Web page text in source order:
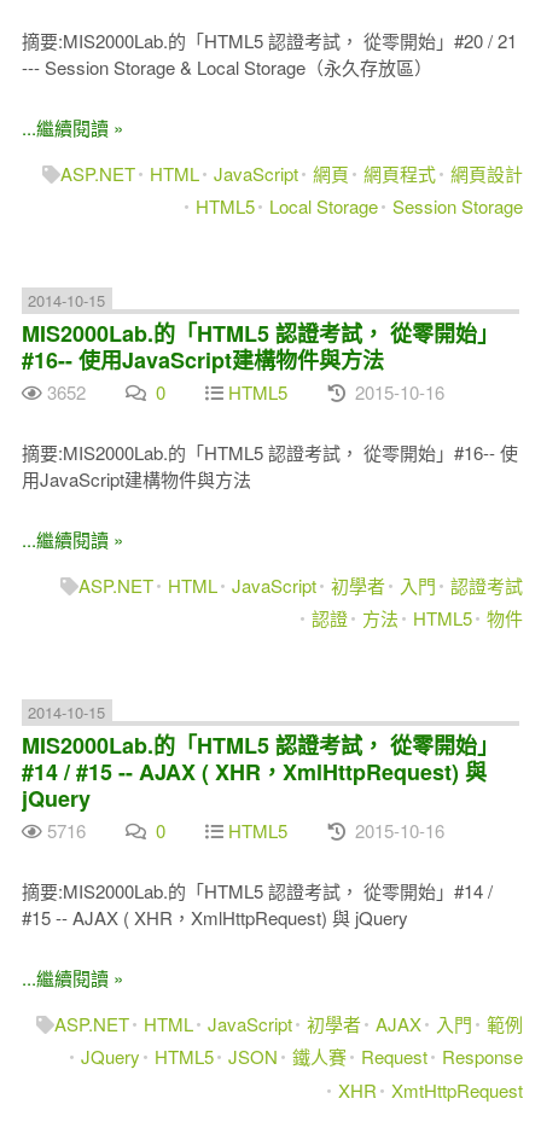
摘要:MIS2000Lab.的「HTML5 認證考試， 從零開始」#20 / 21
--- Session Storage & Local Storage（永久存放區）
...繼續閱讀 »
ASP.NET
HTML JavaScript 網頁 網頁程式 網頁設計
HTML5
Local Storage Session Storage
2014-10-15
MIS2000Lab.的「HTML5 認證考試， 從零開始」
#16-- 使用JavaScript建構物件與方法
3652 0 HTML5 2015-10-16
摘要:MIS2000Lab.的「HTML5 認證考試， 從零開始」#16-- 使
用JavaScript建構物件與方法
...繼續閱讀 »
ASP.NET
HTML JavaScript 初學者 入門
認證考試
認證
方法 HTML5 物件
2014-10-15
MIS2000Lab.的「HTML5 認證考試， 從零開始」
#14 / #15 -- AJAX ( XHR，XmlHttpRequest) 與
jQuery
5716 0 HTML5 2015-10-16
摘要:MIS2000Lab.的「HTML5 認證考試， 從零開始」#14 /
#15 -- AJAX ( XHR，XmlHttpRequest) 與 jQuery
...繼續閱讀 »
ASP.NET
HTML JavaScript 初學者 AJAX 入門
範例
JQuery
HTML5 JSON 鐵人賽 Request
Response
XHR
XmtHttpRequest